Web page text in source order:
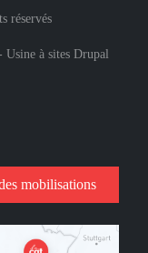
réservés
Usine à sites Drupal
mobilisations